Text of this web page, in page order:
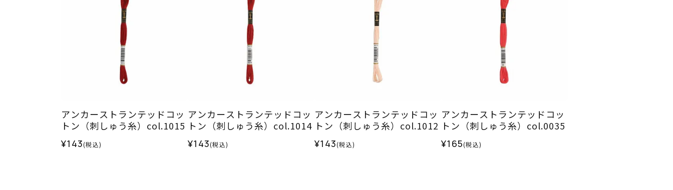
アンカーストランテッドコッ
トン（刺しゅう糸）col.1015
¥143(税込)
アンカーストランテッドコッ
トン（刺しゅう糸）col.1014
¥143(税込)
アンカーストランテッドコッ
トン（刺しゅう糸）col.1012
¥143(税込)
アンカーストランテッドコッ
トン（刺しゅう糸）col.0035
¥165(税込)